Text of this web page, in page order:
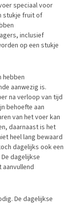
speciaal voor
stukje fruit of
inclusief
op een stukje
hebben
aanwezig is.
na verloop van tijd
behoefte aan
van het voer kan
daarnaast is het
heel lang bewaard
dagelijks ook een
dagelijkse
aanvullend
De dagelijkse